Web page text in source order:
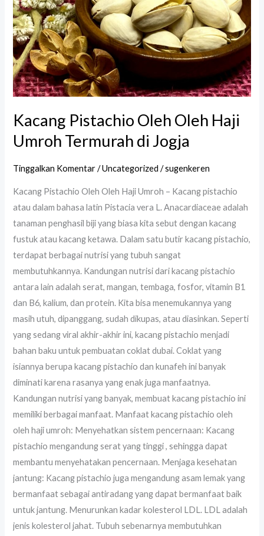
Kacang Pistachio Oleh Oleh Haji
Umroh Termurah di Jogja
Tinggalkan Komentar /Uncategorized /sugenkeren
Kacang Pistachio Oleh Oleh Haji Umroh – Kacang pistachio
atau dalam bahasa latin Pistacia vera L. Anacardiaceae adalah
tanaman penghasil biji yang biasa kita sebut dengan kacang
fustuk atau kacang ketawa. Dalam satu butir kacang pistachio,
terdapat berbagai nutrisi yang tubuh sangat
membutuhkannya. Kandungan nutrisi dari kacang pistachio
antara lain adalah serat, mangan, tembaga, fosfor, vitamin B1
dan B6, kalium, dan protein. Kita bisa menemukannya yang
masih utuh, dipanggang, sudah dikupas, atau diasinkan. Seperti
yang sedang viral akhir-akhir ini, kacang pistachio menjadi
bahan baku untuk pembuatan coklat dubai. Coklat yang
isiannya berupa kacang pistachio dan kunafeh ini banyak
diminati karena rasanya yang enak juga manfaatnya.
Kandungan nutrisi yang banyak, membuat kacang pistachio ini
memiliki berbagai manfaat. Manfaat kacang pistachio oleh
oleh haji umroh: Menyehatkan sistem pencernaan: Kacang
pistachio mengandung serat yang tinggi , sehingga dapat
membantu menyehatakan pencernaan. Menjaga kesehatan
jantung: Kacang pistachio juga mengandung asam lemak yang
bermanfaat sebagai antiradang yang dapat bermanfaat baik
untuk jantung. Menurunkan kadar kolesterol LDL. LDL adalah
jenis kolesterol jahat. Tubuh sebenarnya membutuhkan